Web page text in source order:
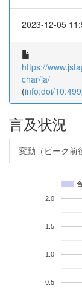
2023-12-05
https://
char/ja/
(info:doi/
言及状況
変動（ピーク前
0.5
1.0
1.5
2.0